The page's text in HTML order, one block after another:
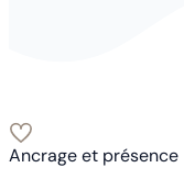
Ancrage et présence